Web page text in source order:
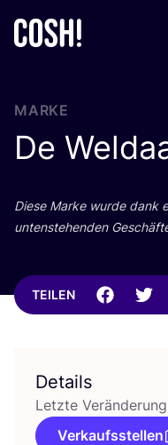
MARKE
De
Die­se Mar­ke wur­de dank
unten­ste­hen­den
TEILEN
Details
Letzte
Verkaufsstellen